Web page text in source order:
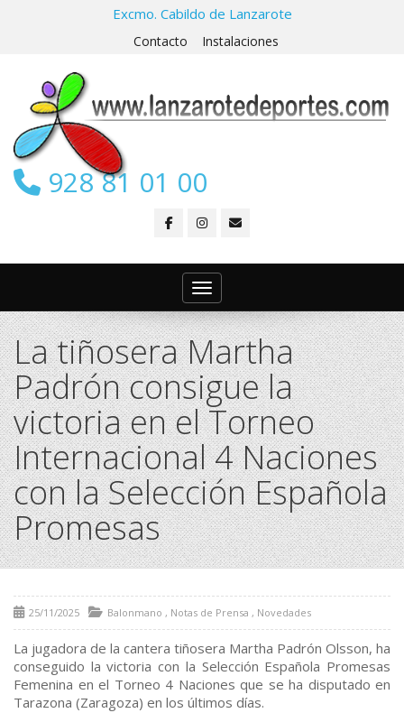
Excmo. Cabildo de Lanzarote
Contacto Instalaciones
928 81 01 00
Toggle navigation
La tiñosera Martha
Padrón consigue la
victoria en el Torneo
Internacional 4 Naciones
con la Selección Española
Promesas
25/11/2025 Balonmano , Notas de Prensa , Novedades
La jugadora de la cantera tiñosera Martha Padrón Olsson, ha
conseguido la victoria con la Selección Española Promesas
Femenina en el Torneo 4 Naciones que se ha disputado en
Tarazona (Zaragoza) en los últimos días.